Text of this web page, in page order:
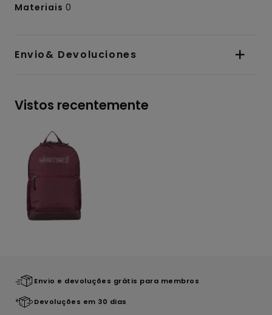
Materiais 0
Envio& Devoluciones
Vistos recentemente
Envio e devoluções grátis para membros
Devoluções em 30 dias